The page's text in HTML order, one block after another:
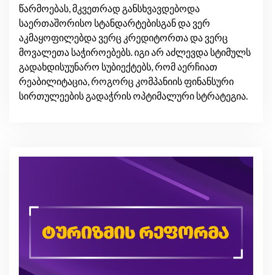
წარმოებას, მკვეთრად განსხვავდებოდა
საერთაშორისო სტანდარტებისგან და ვერ
აკმაყოფილებდა ვერც კრედიტორთა და ვერც
მოვალეთა საჭიროებებს. იგი არ აძლევდა სტიმულს
გადახდისუუნარო სუბიექტებს, რომ აერჩიათ
რეაბილიტაცია, როგორც კომპანიის ფინანსური
სირთულეების გადაჭრის ოპტიმალური სტრატეგია.